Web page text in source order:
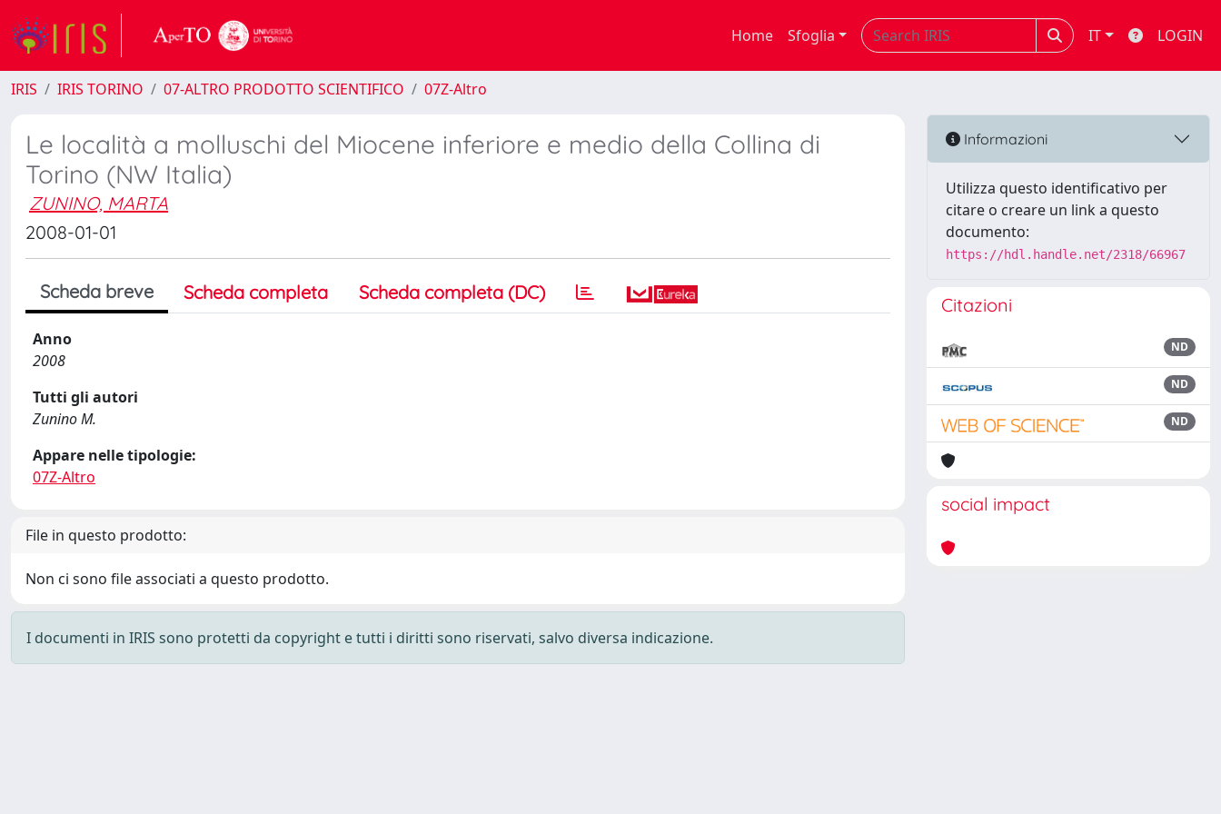
Home Sfoglia IT LOGIN
IRIS IRIS TORINO 07-ALTRO PRODOTTO SCIENTIFICO 07Z-Altro
Le località a molluschi del Miocene inferiore e medio della Collina di
Torino (NW Italia)
ZUNINO, MARTA
2008-01-01
Scheda breve Scheda completa Scheda completa (DC)
Anno
2008
Tutti gli autori
Zunino M.
Appare nelle tipologie:
07Z-Altro
File in questo prodotto:
Non ci sono file associati a questo prodotto.
I documenti in IRIS sono protetti da copyright e tutti i diritti sono riservati, salvo diversa indicazione.
Informazioni
Utilizza questo identificativo per
citare o creare un link a questo
documento:
https://hdl.handle.net/2318/66967
Citazioni
ND
ND
ND
social impact